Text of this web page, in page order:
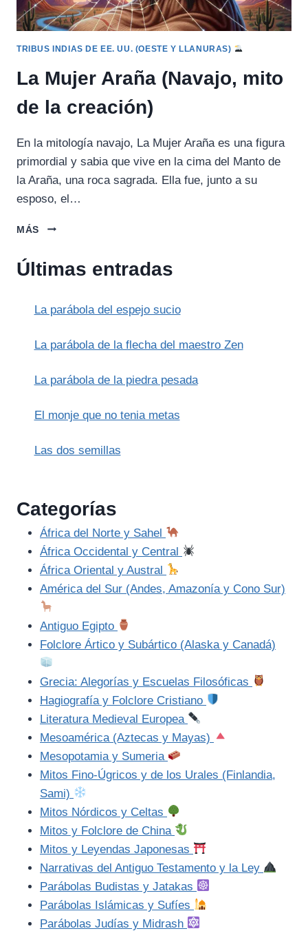
TRIBUS INDIAS DE EE. UU. (OESTE Y LLANURAS)
La Mujer Araña (Navajo, mito
de la creación)
En la mitología navajo, La Mujer Araña es una figura
primordial y sabia que vive en la cima del Manto de
la Araña, una roca sagrada. Ella fue, junto a su
esposo, el…
MÁS
LA
(NAVAJO,
LA
Últimas entradas
La parábola del espejo sucio
La parábola de la flecha del maestro Zen
La parábola de la piedra pesada
El monje que no tenia metas
Las dos semillas
Categorías
África del Norte y Sahel
África Occidental y Central
África Oriental y Austral
América del Sur (Andes, Amazonía y Cono Sur)
Antiguo Egipto
Folclore Ártico y Subártico (Alaska y Canadá)
Grecia: Alegorías y Escuelas Filosóficas
Hagiografía y Folclore Cristiano
Literatura Medieval Europea
Mesoamérica (Aztecas y Mayas)
Mesopotamia y Sumeria
Mitos Fino-Úgricos y de los Urales (Finlandia,
Sami)
Mitos Nórdicos y Celtas
Mitos y Folclore de China
Mitos y Leyendas Japonesas
Narrativas del Antiguo Testamento y la Ley
Parábolas Budistas y Jatakas
Parábolas Islámicas y Sufíes
Parábolas Judías y Midrash